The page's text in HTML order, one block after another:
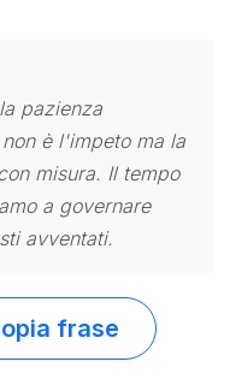
pazienza
è l'impeto ma la
misura. Il tempo
a governare
avventati.
frase